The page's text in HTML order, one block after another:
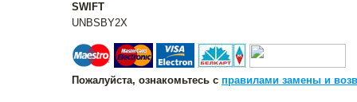
SWIFT
UNBSBY2X
Пожалуйста, ознакомьтесь с правилами замены и